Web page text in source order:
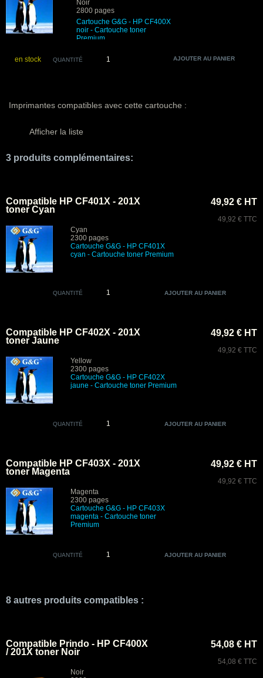
Noir
2800 pages
Cartouche G&G - HP CF400X
noir - Cartouche toner
Premium
en stock QUANTITÉ
Imprimantes compatibles avec cette cartouche :
Afficher la liste
3 produits complémentaires:
Compatible HP CF401X - 201X
toner Cyan
Cyan
2300 pages
Cartouche G&G - HP CF401X
cyan - Cartouche toner Premium
49,92 € HT
49,92 € TTC
QUANTITÉ
Compatible HP CF402X - 201X
toner Jaune
Yellow
2300 pages
Cartouche G&G - HP CF402X
jaune - Cartouche toner Premium
49,92 € HT
49,92 € TTC
QUANTITÉ
Compatible HP CF403X - 201X
toner Magenta
Magenta
2300 pages
Cartouche G&G - HP CF403X
magenta - Cartouche toner
Premium
49,92 € HT
49,92 € TTC
QUANTITÉ
8 autres produits compatibles :
Compatible Prindo - HP CF400X
/ 201X toner Noir
Noir
54,08 € HT
54,08 € TTC